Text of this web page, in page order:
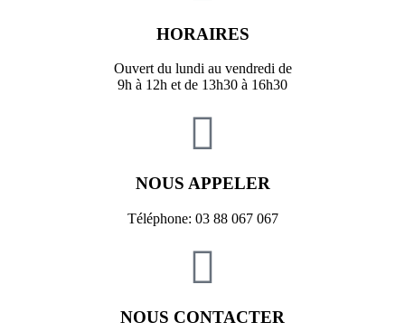
HORAIRES
Ouvert du lundi au vendredi de
9h à 12h et de 13h30 à 16h30
NOUS APPELER
Téléphone: 03 88 067 067
NOUS CONTACTER